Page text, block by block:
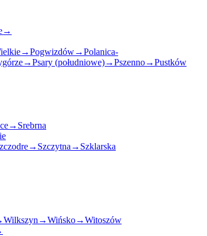
→
→Pogwizdów→Polanica-
→Psary (południowe)→Pszenno→Pustków
→ Srebrna
→ Szczytna → Szklarska
Wilkszyn →Wińsko→Witoszów